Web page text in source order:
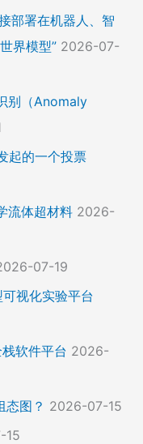
部署在机器人、智
界模型” 2026-07-
别（Anomaly
起的一个投票
流体超材料 2026-
07-19
视化实验平台
软件平台 2026-
图？ 2026-07-15
15